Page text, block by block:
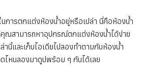
การตกแต่งห้องน้ำอยู่หรือเปล่า นี่คือห้องน้ำ
คุณสามารถหาอุปกรณ์ตกแต่งห้องน้ำได้ง่าย
นี้และเก็บไอเดียไปลองทำตามกับห้องน้ำ
หนลองมาดูปพร้อม ๆ กันได้เลย